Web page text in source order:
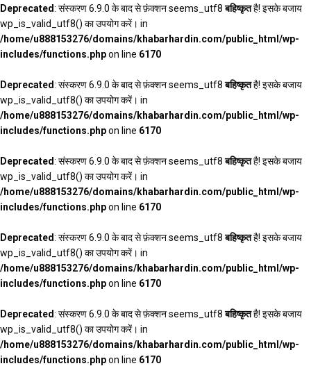
Deprecated: संस्करण 6.9.0 के बाद से फ़ंक्शन seems_utf8बहिष्कृतहै! इसके बजाय
wp_is_valid_utf8() का उपयोग करें। in
/home/u888153276/domains/khabarhardin.com/public_html/wp-
includes/functions.phpon line 6170
Deprecated: संस्करण 6.9.0 के बाद से फ़ंक्शन seems_utf8बहिष्कृतहै! इसके बजाय
wp_is_valid_utf8() का उपयोग करें। in
/home/u888153276/domains/khabarhardin.com/public_html/wp-
includes/functions.phpon line 6170
Deprecated: संस्करण 6.9.0 के बाद से फ़ंक्शन seems_utf8बहिष्कृतहै! इसके बजाय
wp_is_valid_utf8() का उपयोग करें। in
/home/u888153276/domains/khabarhardin.com/public_html/wp-
includes/functions.phpon line 6170
Deprecated: संस्करण 6.9.0 के बाद से फ़ंक्शन seems_utf8बहिष्कृतहै! इसके बजाय
wp_is_valid_utf8() का उपयोग करें। in
/home/u888153276/domains/khabarhardin.com/public_html/wp-
includes/functions.phpon line 6170
Deprecated: संस्करण 6.9.0 के बाद से फ़ंक्शन seems_utf8बहिष्कृतहै! इसके बजाय
wp_is_valid_utf8() का उपयोग करें। in
/home/u888153276/domains/khabarhardin.com/public_html/wp-
includes/functions.phpon line 6170